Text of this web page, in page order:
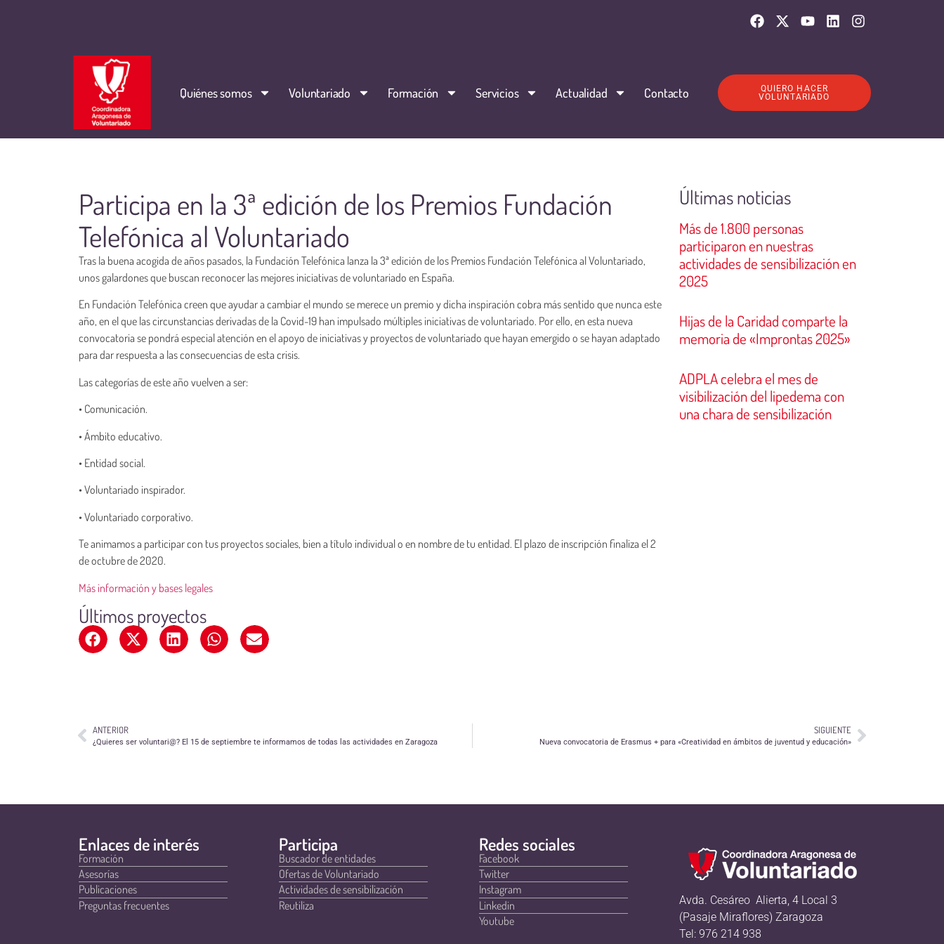
Quiénes somos Voluntariado Formación Servicios Actualidad Contacto
QUIERO HACER
VOLUNTARIADO
Participa en la 3ª edición de los Premios Fundación
Telefónica al Voluntariado
Tras la buena acogida de años pasados, la Fundación Telefónica lanza la 3ª edición de los Premios Fundación Telefónica al Voluntariado,
unos galardones que buscan reconocer las mejores iniciativas de voluntariado en España.
En Fundación Telefónica creen que ayudar a cambiar el mundo se merece un premio y dicha inspiración cobra más sentido que nunca este
año, en el que las circunstancias derivadas de la Covid-19 han impulsado múltiples iniciativas de voluntariado. Por ello, en esta nueva
convocatoria se pondrá especial atención en el apoyo de iniciativas y proyectos de voluntariado que hayan emergido o se hayan adaptado
para dar respuesta a las consecuencias de esta crisis.
Las categorías de este año vuelven a ser:
• Comunicación.
• Ámbito educativo.
• Entidad social.
• Voluntariado inspirador.
• Voluntariado corporativo.
Te animamos a participar con tus proyectos sociales, bien a título individual o en nombre de tu entidad. El plazo de inscripción finaliza el 2
de octubre de 2020.
Más información y bases legales
Últimos proyectos
Últimas noticias
Más de 1.800 personas
participaron en nuestras
actividades de sensibilización en
2025
Hijas de la Caridad comparte la
memoria de «Improntas 2025»
ADPLA celebra el mes de
visibilización del lipedema con
una chara de sensibilización
ANTERIOR
¿Quieres ser voluntari@? El 15 de septiembre te informamos de todas las actividades en Zaragoza
SIGUIENTE
Nueva convocatoria de Erasmus + para «Creatividad en ámbitos de juventud y educación»
Enlaces de interés
Formación
Asesorías
Publicaciones
Preguntas frecuentes
Participa
Buscador de entidades
Ofertas de Voluntariado
Actividades de sensibilización
Reutiliza
Redes sociales
Facebook
Twitter
Instagram
Linkedin
Youtube
Avda. Cesáreo Alierta, 4 Local 3
(Pasaje Miraflores) Zaragoza
Tel: 976 214 938